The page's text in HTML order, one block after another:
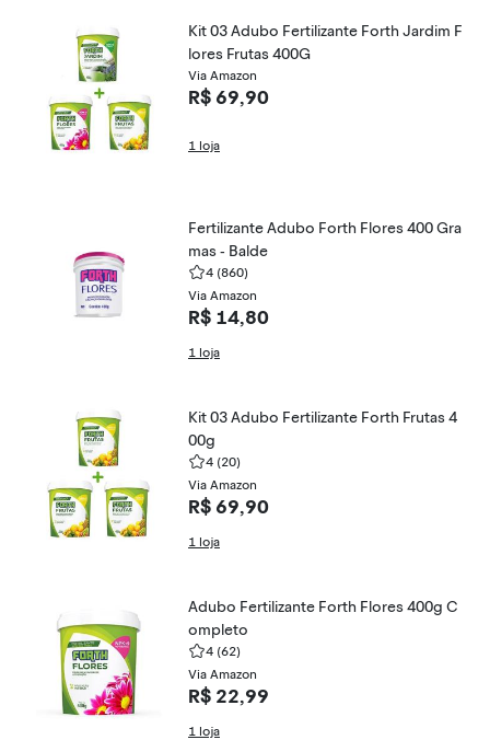
Kit 03 Adubo Fertilizante Forth Jardim F
lores Frutas 400G
Via Amazon
R$ 69,90
1 loja
Fertilizante Adubo Forth Flores 400 Gra
mas - Balde
4 (860)
Via Amazon
R$ 14,80
1 loja
Kit 03 Adubo Fertilizante Forth Frutas 4
00g
4 (20)
Via Amazon
R$ 69,90
1 loja
Adubo Fertilizante Forth Flores 400g C
ompleto
4 (62)
Via Amazon
R$ 22,99
1 loja